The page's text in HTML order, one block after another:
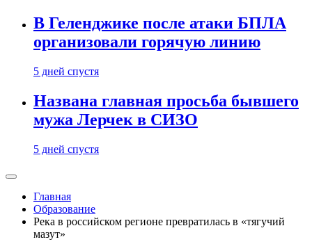
В Геленджике после атаки БПЛА
организовали горячую линию
5 дней спустя
Названа главная просьба бывшего
мужа Лерчек в СИЗО
5 дней спустя
Главная
Образование
Река в российском регионе превратилась в «тягучий
мазут»